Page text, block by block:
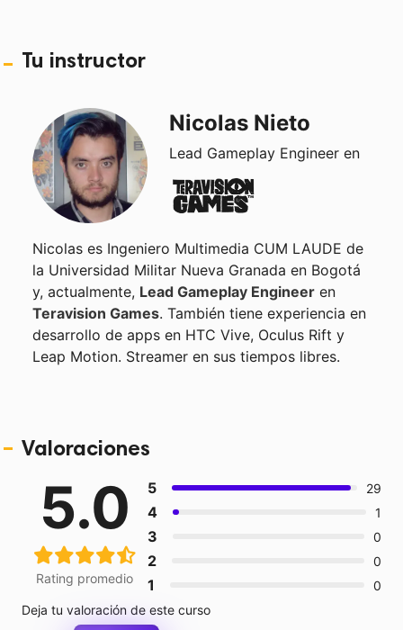
Tu instructor
Nicolas Nieto
Lead Gameplay Engineer en
Nicolas es Ingeniero Multimedia CUM LAUDE de
la Universidad Militar Nueva Granada en Bogotá
y, actualmente, Lead Gameplay Engineer en
Teravision Games. También tiene experiencia en
desarrollo de apps en HTC Vive, Oculus Rift y
Leap Motion. Streamer en sus tiempos libres.
Valoraciones
5.0
Rating promedio
5 29
4 1
3 0
2 0
1
0
Deja tu valoración de este curso